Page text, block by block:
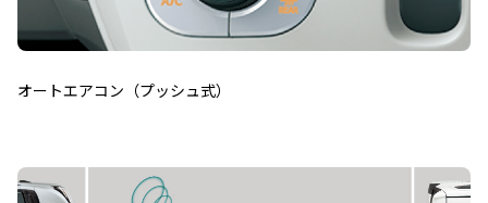
オートエアコン（プッシュ式）